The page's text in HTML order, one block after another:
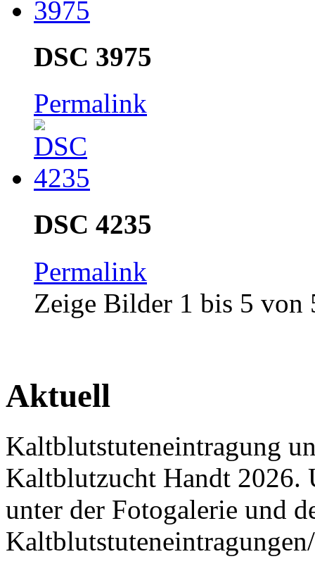
DSC 3975
Permalink
DSC 4235
Permalink
Zeige Bilder 1 bis 5 von
Aktuell
Kaltblutstuteneintragung
Kaltblutzucht Handt 2026.
unter der Fotogalerie und